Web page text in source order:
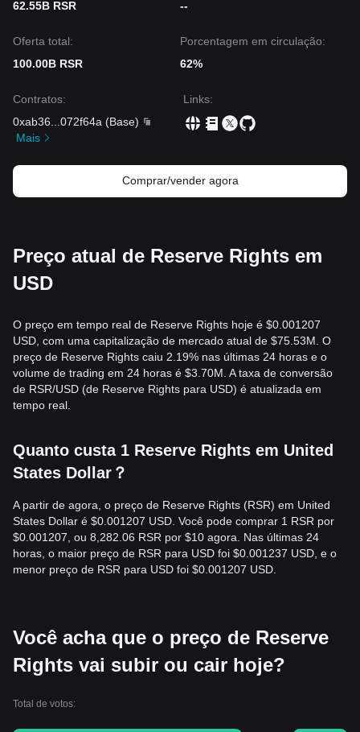
permaneça acima do suporte de
como o catalisador potencial mais significativo para uma
62.55B RSR --
Oferta total:
100.00B RSR
Porcentagem em circulação:
62%
Contratos:
0xab36
072f64a (Base)
Mais
Links:
Comprar/vender agora
Preço atual de Reserve Rights em
USD
O preço em tempo real de Reserve Rights hoje é $0.001207
USD, com uma capitalização de mercado atual de $75.53M. O
preço de Reserve Rights caiu 2.19% nas últimas 24 horas e o
volume de trading em 24 horas é $3.70M. A taxa de conversão
de RSR/USD (de Reserve Rights para USD) é atualizada em
tempo real.
Quanto custa 1 Reserve Rights em United
States Dollar？
A partir de agora, o preço de Reserve Rights (RSR) em United
States Dollar é $0.001207 USD. Você pode comprar 1 RSR por
$0.001207, ou 8,282.06 RSR por $10 agora. Nas últimas 24
horas, o maior preço de RSR para USD foi $0.001237 USD, e o
menor preço de RSR para USD foi $0.001207 USD.
Você acha que o preço de Reserve
Rights vai subir ou cair hoje?
Total de votos: